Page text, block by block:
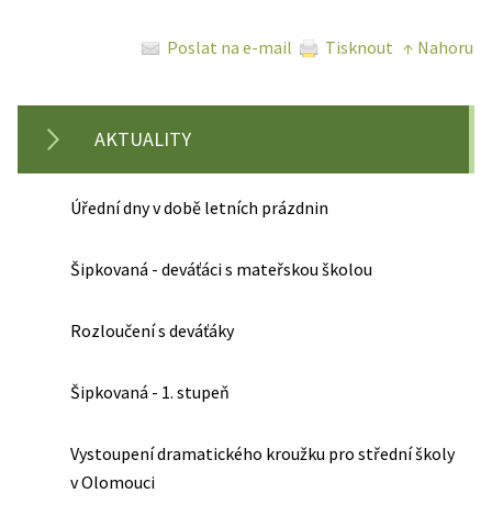
Poslat na e-mail Tisknout ↑ Nahoru
AKTUALITY
Úřední dny v době letních prázdnin
Šipkovaná - deváťáci s mateřskou školou
Rozloučení s deváťáky
Šipkovaná - 1. stupeň
Vystoupení dramatického kroužku pro střední školy
v Olomouci